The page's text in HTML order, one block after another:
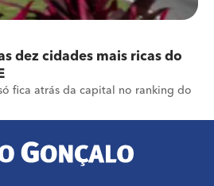
dez cidades mais ricas do
fica atrás da capital no ranking do